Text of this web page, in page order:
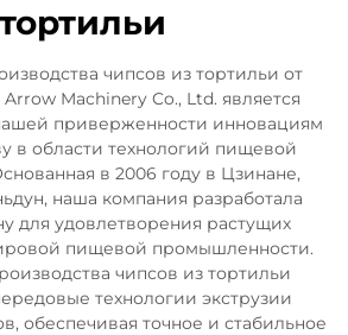
тортильи
чипсов из тортильи от
Machinery Co., Ltd. является
приверженности инновациям
в области технологий пищевой
в 2006 году в Цзинане,
наша компания разработала
для удовлетворения растущих
пищевой промышленности.
чипсов из тортильи
технологии экструзии
обеспечивая точное и стабильное